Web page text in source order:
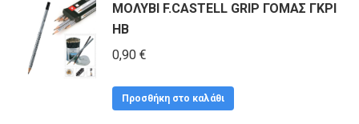
ΜΟΛΥΒΙ F.CASTELL GRIP ΓΟΜΑΣ ΓΚΡΙ
HB
0,90 €
Προσθήκη στο καλάθι